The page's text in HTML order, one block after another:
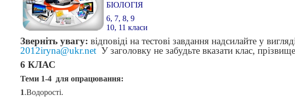
БІОЛОГІЯ
6, 7, 8, 9
10, 11 класи
Зверніть увагу: відповіді на тестові завдання надсилайте у
2012iryna@ukr.net У заголовку не забудьте вказати клас,
6 КЛАС
Теми 1-4 для опрацювання:
1.Водорості.